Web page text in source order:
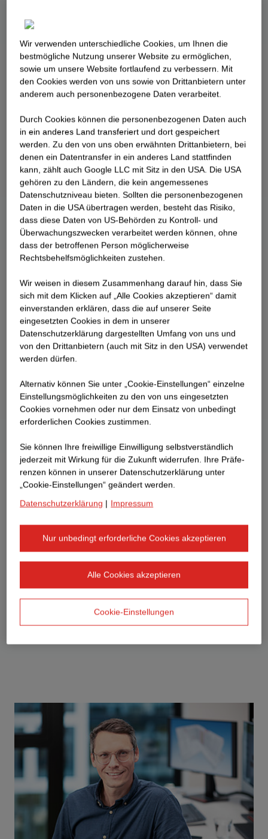
Wir verwenden unterschiedliche Cookies, um Ihnen die
best­mögliche Nutzung unserer Website zu ermöglichen,
sowie um unsere Website fortlaufend zu verbessern. Mit
den Cookies werden von uns sowie von Drittanbietern unter
anderem auch personenbezogene Daten verarbeitet.
Durch Cookies können die personenbezogenen Daten auch
in ein anderes Land transferiert und dort gespeichert
werden. Zu den von uns oben erwähnten Drittanbietern, bei
denen ein Datentransfer in ein anderes Land stattfinden
kann, zählt auch Google LLC mit Sitz in den USA. Die USA
gehören zu den Ländern, die kein angemessenes
Datenschutzniveau bieten. Sollten die personenbezogenen
Daten in die USA übertragen werden, besteht das Risiko,
dass diese Daten von US-Behörden zu Kontroll- und
Überwachungszwecken verarbeitet werden können, ohne
dass der betroffenen Person möglicherweise
Rechtsbehelfsmöglichkeiten zustehen.
Wir weisen in diesem Zusammenhang darauf hin, dass Sie
sich mit dem Klicken auf „Alle Cookies akzeptieren“ damit
ein­ver­standen erklären, dass die auf unserer Seite
eingesetzten Cookies in dem in unserer
Datenschutzerklärung dargestellten Umfang von uns und
von den Drittanbietern (auch mit Sitz in den USA) verwendet
werden dürfen.
Alternativ können Sie unter „Cookie-Einstellungen“ einzelne
Einstellungsmöglichkeiten zu den von uns eingesetzten
Cookies vornehmen oder nur dem Einsatz von unbedingt
erforderlichen Cookies zustimmen.
Sie können Ihre freiwillige Einwilligung selbstverständlich
jederzeit mit Wirkung für die Zukunft widerrufen. Ihre Prä­fe­
renzen können in unserer Datenschutzerklärung unter
„Cookie-Einstellungen“ geändert werden.
Datenschutzerklärung | Impressum
Nur unbedingt erforderliche Cookies akzeptieren
Alle Cookies akzeptieren
Cookie-Einstellungen